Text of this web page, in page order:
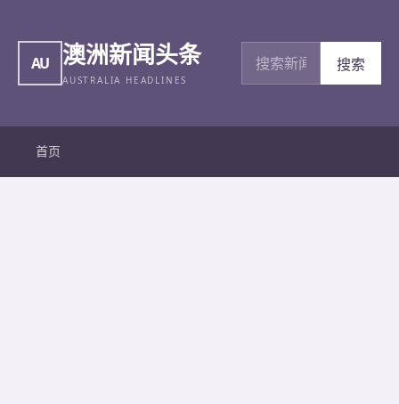
AU 澳洲新闻头条
AUSTRALIA HEADLINES
搜索新闻
搜索
首页